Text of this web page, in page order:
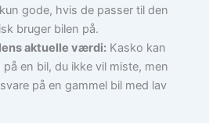
gode, hvis de passer til den
bruger bilen på.
aktuelle værdi: Kasko kan
en bil, du ikke vil miste, men
på en gammel bil med lav